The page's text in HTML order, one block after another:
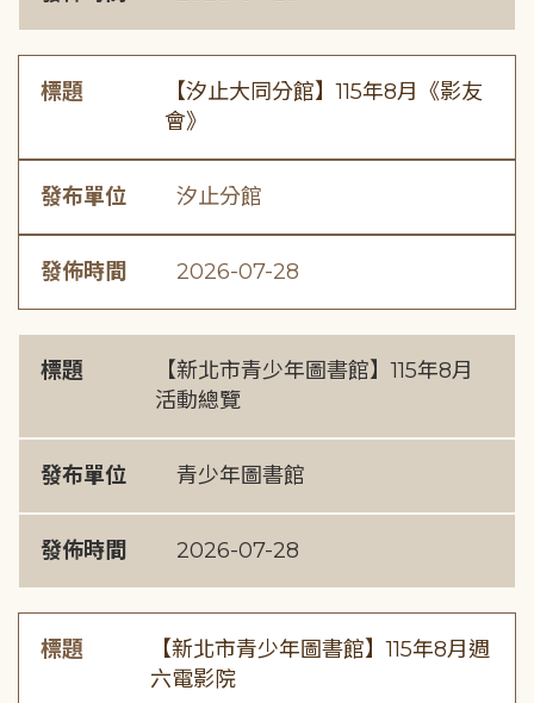
標題
【汐止大同分館】115年8月《影友
會》
發布單位 汐止分館
發佈時間 2026-07-28
標題
【新北市青少年圖書館】115年8月
活動總覽
發布單位 青少年圖書館
發佈時間 2026-07-28
標題
【新北市青少年圖書館】115年8月週
六電影院